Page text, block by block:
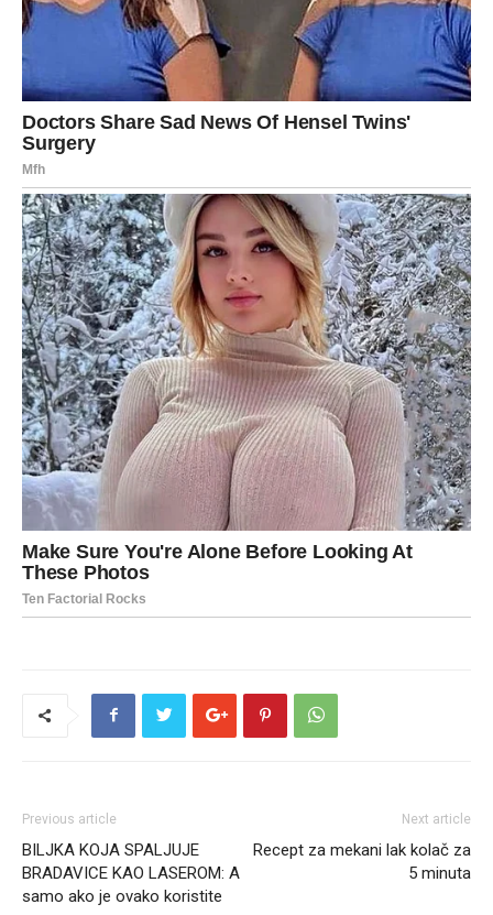
Previous article
BILJKA KOJA SPALJUJE
BRADAVICE KAO LASEROM: A
samo ako je ovako koristite
Next article
Recept za mekani lak kolač za
5 minuta